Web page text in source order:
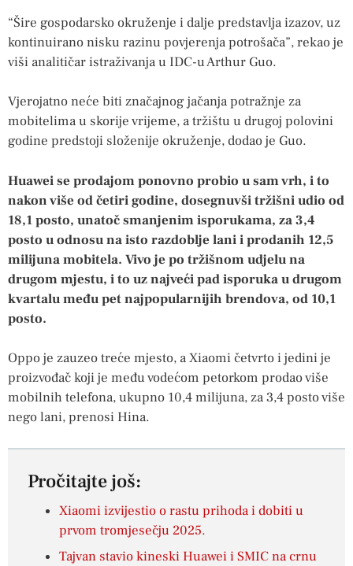
“Šire gospodarsko okruženje i dalje predstavlja izazov, uz
kontinuirano nisku razinu povjerenja potrošača”, rekao je
viši analitičar istraživanja u IDC-u Arthur Guo.
Vjerojatno neće biti značajnog jačanja potražnje za
mobitelima u skorije vrijeme, a tržištu u drugoj polovini
godine predstoji složenije okruženje, dodao je Guo.
Huawei se prodajom ponovno probio u sam vrh, i to
nakon više od četiri godine, dosegnuvši tržišni udio od
18,1 posto, unatoč smanjenim isporukama, za 3,4
posto u odnosu na isto razdoblje lani i prodanih 12,5
milijuna mobitela. Vivo je po tržišnom udjelu na
drugom mjestu, i to uz najveći pad isporuka u drugom
kvartalu među pet najpopularnijih brendova, od 10,1
posto.
Oppo je zauzeo treće mjesto, a Xiaomi četvrto i jedini je
proizvođač koji je među vodećom petorkom prodao više
mobilnih telefona, ukupno 10,4 milijuna, za 3,4 posto više
nego lani, prenosi Hina.
Pročitajte još:
Xiaomi izvijestio o rastu prihoda i dobiti u
prvom tromjesečju 2025.
Tajvan stavio kineski Huawei i SMIC na crnu